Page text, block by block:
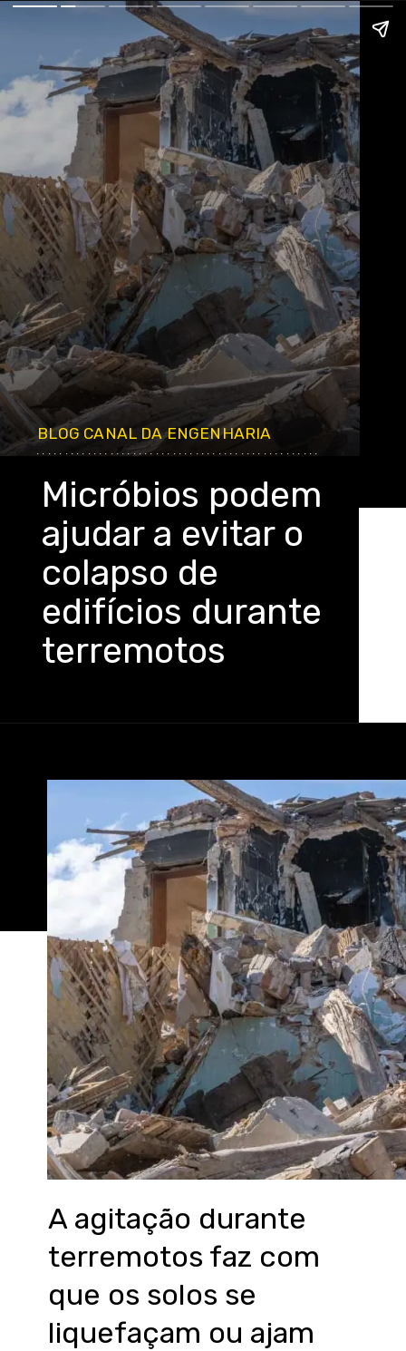
BLOG CANAL DA ENGENHARIA
Micróbios podem
ajudar a evitar o
colapso de
edifícios durante
terremotos
..................................................
A agitação durante
terremotos faz com
que os solos se
liquefaçam ou ajam